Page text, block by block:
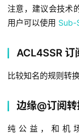
注意，建议会技术
用户可以使用 Sub-
ACL4SSR 订
比较知名的规则转换
边缘@订阅
纯公益，和机